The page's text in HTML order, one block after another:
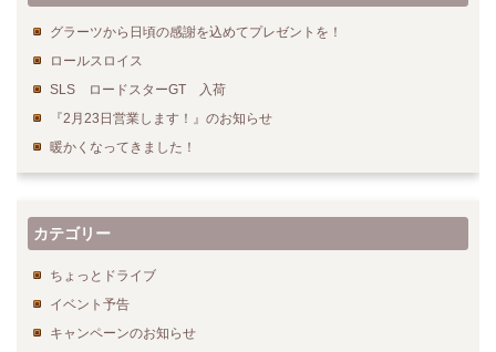
グラーツから日頃の感謝を込めてプレゼントを！
ロールスロイス
SLS ロードスターGT 入荷
『2月23日営業します！』のお知らせ
暖かくなってきました！
カテゴリー
ちょっとドライブ
イベント予告
キャンペーンのお知らせ